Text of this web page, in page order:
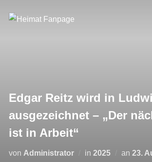
Inhalt
Edgar Reitz wird in
ausgezeichnet – „Der
ist in Arbeit“
von Administrator in 2025 an 23.